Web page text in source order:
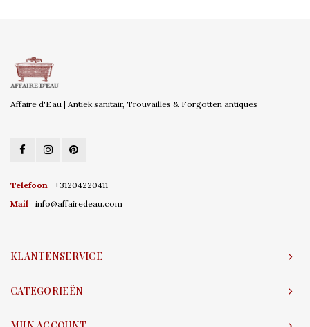
Affaire d'Eau | Antiek sanitair, Trouvailles & Forgotten antiques
Telefoon
+31204220411
Mail
info@affairedeau.com
KLANTENSERVICE
CATEGORIEËN